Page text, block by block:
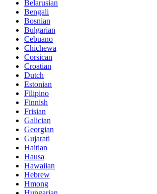
Belarusian
Bengali
Bosnian
Bulgarian
Cebuano
Chichewa
Corsican
Croatian
Dutch
Estonian
Filipino
Finnish
Frisian
Galician
Georgian
Gujarati
Haitian
Hausa
Hawaiian
Hebrew
Hmong